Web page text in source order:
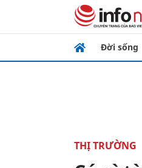
Đời sống
THỊ TRƯỜNG